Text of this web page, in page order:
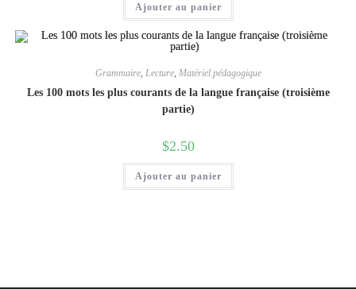
Ajouter au panier
Grammaire, Lecture, Matériel pédagogique
Les 100 mots les plus courants de la langue française (troisième
partie)
$2.50
Ajouter au panier